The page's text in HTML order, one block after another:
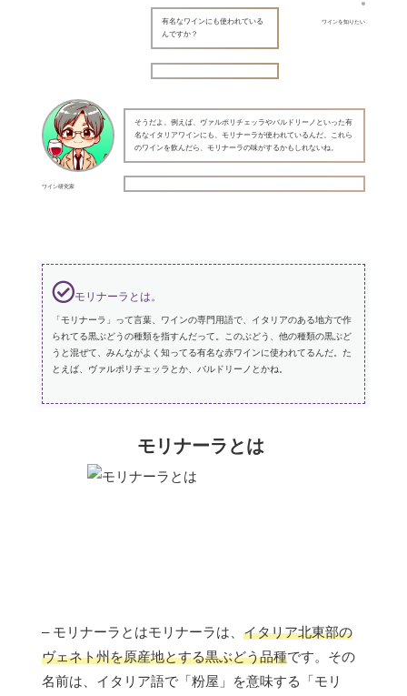
ワインを知りたい
有名なワインにも使われている
んですか？
ワイン研究家
そうだよ。例えば、ヴァルポリチェッラやバルドリーノといった有
名なイタリアワインにも、モリナーラが使われているんだ。これら
のワインを飲んだら、モリナーラの味がするかもしれないね。
モリナーラとは。
「モリナーラ」って言葉、ワインの専門用語で、イタリアのある地方で作
られてる黒ぶどうの種類を指すんだって。このぶどう、他の種類の黒ぶど
うと混ぜて、みんながよく知ってる有名な赤ワインに使われてるんだ。た
とえば、ヴァルポリチェッラとか、バルドリーノとかね。
モリナーラとは
– モリナーラとはモリナーラは、 イタリア北東部の
ヴェネト州を原産地とする黒ぶどう品種です。その
名前は、イタリア語で「粉屋」を意味する「モリ